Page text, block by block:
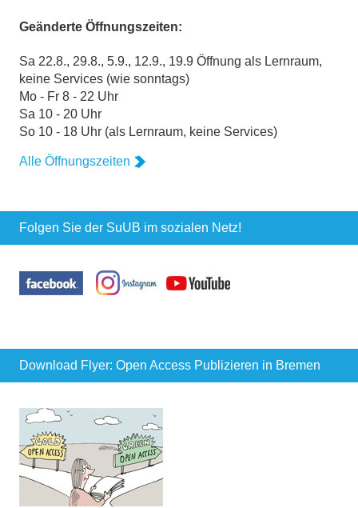
Geänderte Öffnungszeiten:
Sa 22.8., 29.8., 5.9., 12.9., 19.9 Öffnung als Lernraum,
keine Services (wie sonntags)
Mo - Fr 8 - 22 Uhr
Sa 10 - 20 Uhr
So 10 - 18 Uhr (als Lernraum, keine Services)
Alle Öffnungszeiten
Folgen Sie der SuUB im sozialen Netz!
Download Flyer: Open Access Publizieren in Bremen